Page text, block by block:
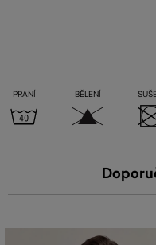
PRANÍ BĚLENÍ